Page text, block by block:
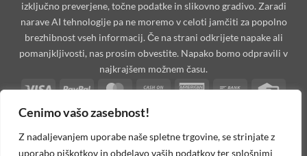
Cenimo vašo zasebnost!
Z nadaljevanjem uporabe naše spletne trgovine, se strinjate z
uporabo piškotkov in obdelavo vaših podatkov ter splošnimi
izključno preverjene, točne podatke in slikovno gradivo. Zaradi
narave AI tehnologije pa ne moremo v celoti jamčiti za popolno
brezhibnost vseh informacij. Če na strani odkrijete napake ali
pomanjkljivosti, nas prosim obvestite. Napako bomo odpravili v
najkrajšem možnem času.
Visa
PayPal MasterCard
Cash
AmericanBank
Dinners DiscoverMaestro
Apple
Pay
Cash
on
Credit
Card
Google
Pay
PayPal
2
Stripe